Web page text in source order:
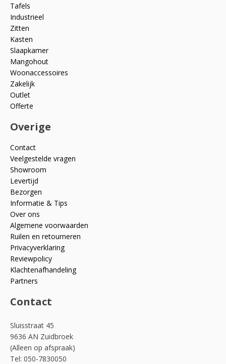
Tafels
Industrieel
Zitten
Kasten
Slaapkamer
Mangohout
Woonaccessoires
Zakelijk
Outlet
Offerte
Overige
Contact
Veelgestelde vragen
Showroom
Levertijd
Bezorgen
Informatie & Tips
Over ons
Algemene voorwaarden
Ruilen en retourneren
Privacyverklaring
Reviewpolicy
Klachtenafhandeling
Partners
Contact
Sluisstraat 45
9636 AN Zuidbroek
(Alleen op afspraak)
Tel: 050-7830050